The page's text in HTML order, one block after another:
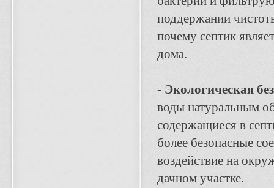
поддержании
почему септик
дома.
- Экологическая
воды натуральным
содержащиеся в
более безопасные
воздействие на
дачном участке.